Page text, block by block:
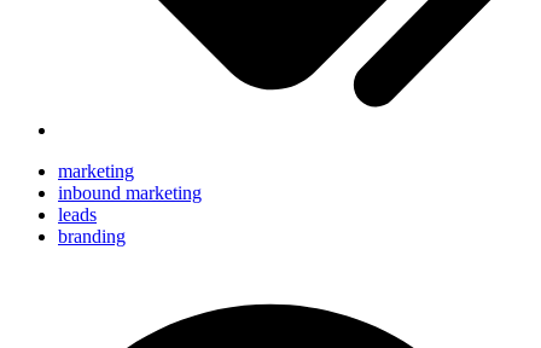
marketing
inbound marketing
leads
branding